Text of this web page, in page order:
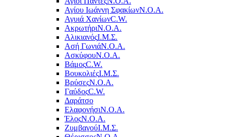
Αγίου Ιωάννη ΣφακίωνΝ.Ο.Α.
Αγυιά ΧανίωνC.W.
ΑκρωτήριΝ.Ο.Α.
ΑλικιανόςΙ.Μ.Σ.
Ασή ΓωνιάΝ.Ο.Α.
ΑσκύφουΝ.Ο.Α.
ΒάμοςC.W.
ΒουκολιέςΙ.Μ.Σ.
ΒρύσεςΝ.Ο.Α.
ΓαύδοςC.W.
Δαράτσο
ΕλαφονήσιΝ.Ο.Α.
ΈλοςΝ.Ο.Α.
ΖυμβαγούΙ.Μ.Σ.